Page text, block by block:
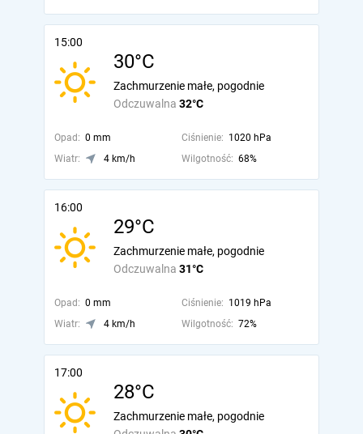
15:00
30°C
Odczuwalna 32°C
Zachmurzenie małe, pogodnie
Opad: 0 mm Ciśnienie: 1020 hPa
Wiatr:
4 km/h Wilgotność: 68%
16:00
29°C
Odczuwalna 31°C
Zachmurzenie małe, pogodnie
Opad: 0 mm Ciśnienie: 1019 hPa
Wiatr:
4 km/h Wilgotność: 72%
17:00
28°C
Zachmurzenie małe, pogodnie